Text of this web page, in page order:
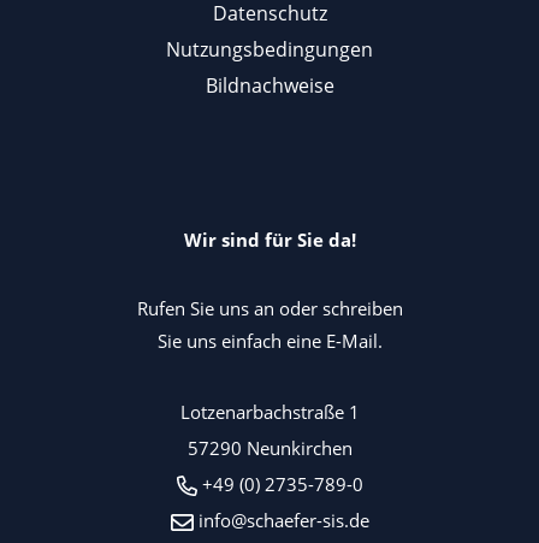
Datenschutz
Nutzungsbedingungen
Bildnachweise
Wir sind für Sie da!
Rufen Sie uns an oder schreiben
Sie uns einfach eine E-Mail.
Lotzenarbachstraße 1
57290 Neunkirchen
+49 (0) 2735-789-0
info@schaefer-sis.de